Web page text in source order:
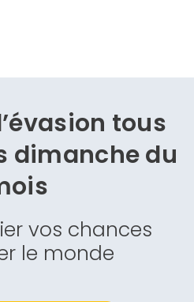
tous
dimanche du
vos chances
le monde